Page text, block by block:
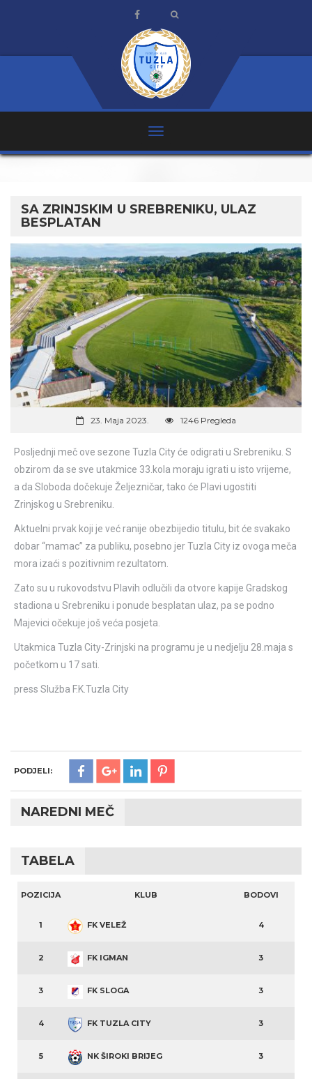
SA ZRINJSKIM U SREBRENIKU, ULAZ
BESPLATAN
23. Maja 2023. 1246 Pregleda
Posljednji meč ove sezone Tuzla City će odigrati u Srebreniku. S
obzirom da se sve utakmice 33.kola moraju igrati u isto vrijeme,
a da Sloboda dočekuje Željezničar, tako će Plavi ugostiti
Zrinjskog u Srebreniku.
Aktuelni prvak koji je već ranije obezbijedio titulu, bit će svakako
dobar “mamac” za publiku, posebno jer Tuzla City iz ovoga meča
mora izaći s pozitivnim rezultatom.
Zato su u rukovodstvu Plavih odlučili da otvore kapije Gradskog
stadiona u Srebreniku i ponude besplatan ulaz, pa se podno
Majevici očekuje još veća posjeta.
Utakmica Tuzla City-Zrinjski na programu je u nedjelju 28.maja s
početkom u 17 sati.
press Služba F.K.Tuzla City
PODJELI:
NAREDNI MEČ
TABELA
POZICIJA KLUB BODOVI
1 FK VELEŽ 4
2 FK IGMAN 3
3 FK SLOGA 3
4 FK TUZLA CITY 3
5 NK ŠIROKI BRIJEG 3